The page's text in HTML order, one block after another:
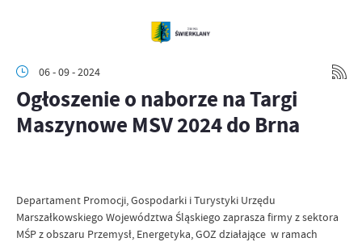
06 - 09 - 2024
Ogłoszenie o naborze na Targi
Maszynowe MSV 2024 do Brna
Departament Promocji, Gospodarki i Turystyki Urzędu
Marszałkowskiego Województwa Śląskiego zaprasza firmy z sektora
MŚP z obszaru Przemysł, Energetyka, GOZ działające w ramach